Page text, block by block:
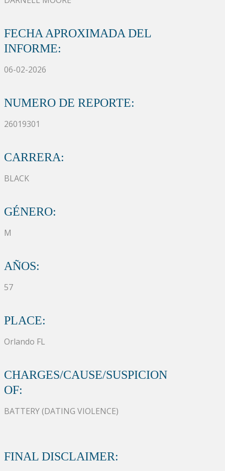
FECHA APROXIMADA DEL
INFORME:
06-02-2026
NUMERO DE REPORTE:
26019301
CARRERA:
BLACK
GÉNERO:
M
AÑOS:
57
PLACE:
Orlando FL
CHARGES/CAUSE/SUSPICION
OF:
BATTERY (DATING VIOLENCE)
FINAL DISCLAIMER: